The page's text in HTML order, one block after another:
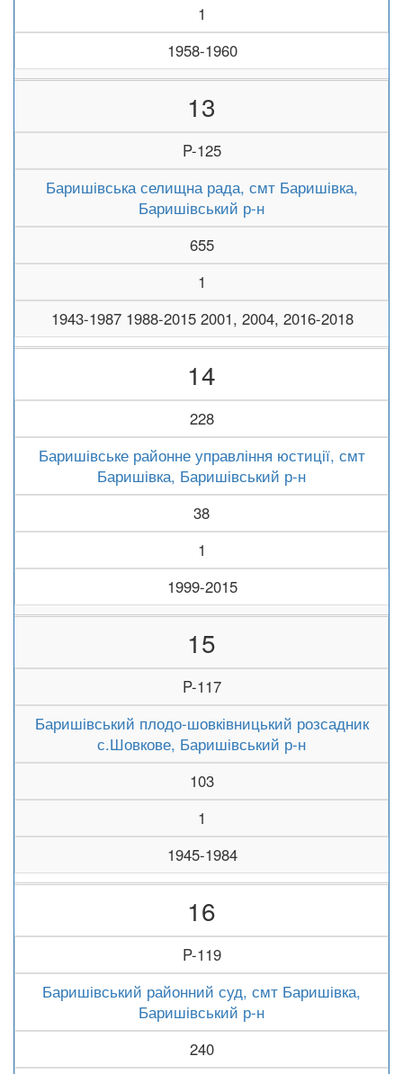
1
1958-1960
13
P-125
Баришівська селищна рада, смт Баришівка,
Баришівський р-н
655
1
1943-1987 1988-2015 2001, 2004, 2016-2018
14
228
Баришівське районне управління юстиції, смт
Баришівка, Баришівський р-н
38
1
1999-2015
15
P-117
Баришівський плодо-шовківницький розсадник
с.Шовкове, Баришівський р-н
103
1
1945-1984
16
P-119
Баришівський районний суд, смт Баришівка,
Баришівський р-н
240